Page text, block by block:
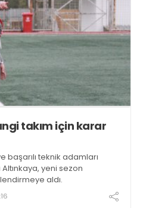
takım için karar
teknik adamları
yeni sezon
aldı.